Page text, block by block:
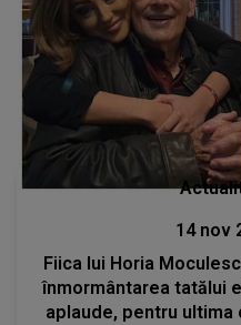
14 nov
Fiica lui Horia
înmormântarea tatălui
aplaude, pentru ultima